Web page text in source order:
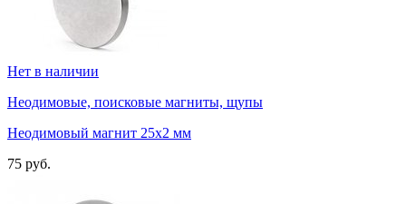
Нет в наличии
Неодимовые, поисковые магниты, щупы
Неодимовый магнит 25х2 мм
75 руб.